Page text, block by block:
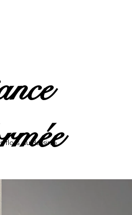
flots du Bassin »